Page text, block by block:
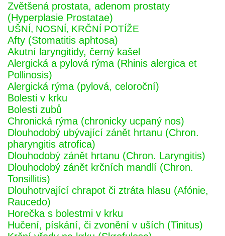
Zvětšená prostata, adenom prostaty
(Hyperplasie Prostatae)
UŠNÍ, NOSNÍ, KRČNÍ POTÍŽE
Afty (Stomatitis aphtosa)
Akutní laryngitidy, černý kašel
Alergická a pylová rýma (Rhinis alergica et
Pollinosis)
Alergická rýma (pylová, celoroční)
Bolesti v krku
Bolesti zubů
Chronická rýma (chronicky ucpaný nos)
Dlouhodobý ubývající zánět hrtanu (Chron.
pharyngitis atrofica)
Dlouhodobý zánět hrtanu (Chron. Laryngitis)
Dlouhodobý zánět krčních mandlí (Chron.
Tonsillitis)
Dlouhotrvající chrapot či ztráta hlasu (Afónie,
Raucedo)
Horečka s bolestmi v krku
Hučení, pískání, či zvonění v uších (Tinitus)